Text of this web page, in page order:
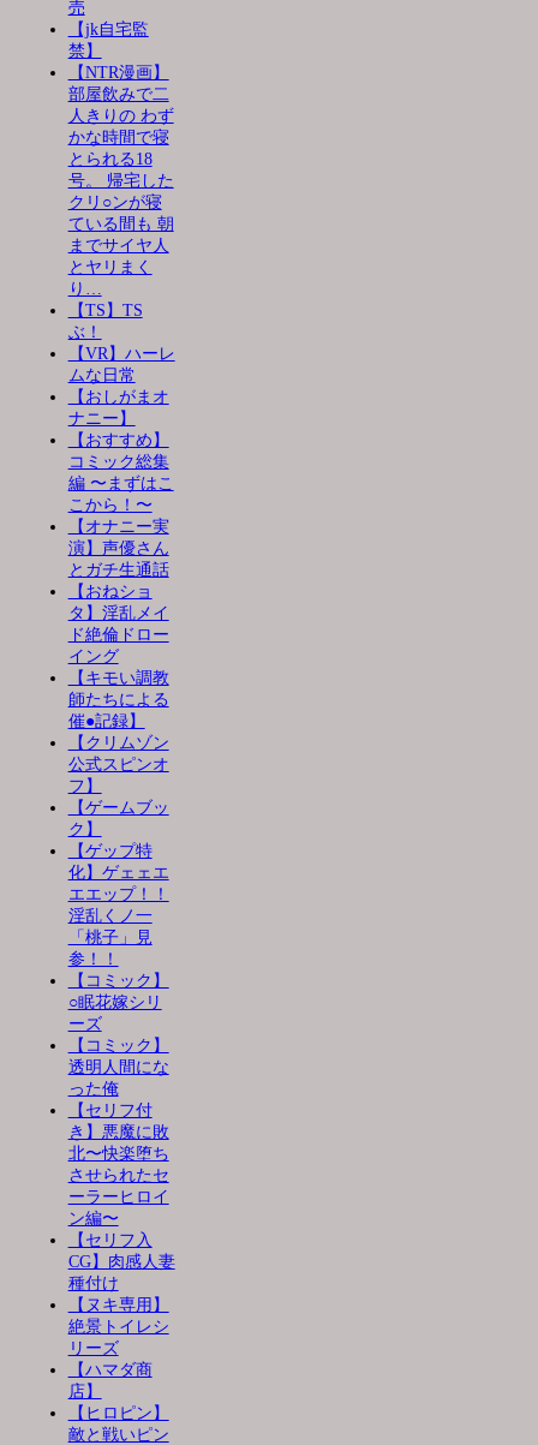
売
【jk自宅監
禁】
【NTR漫画】
部屋飲みで二
人きりの わず
かな時間で寝
とられる18
号。 帰宅した
クリ○ンが寝
ている間も 朝
までサイヤ人
とヤリまく
り…
【TS】TS
ぶ！
【VR】ハーレ
ムな日常
【おしがまオ
ナニー】
【おすすめ】
コミック総集
編 〜まずはこ
こから！〜
【オナニー実
演】声優さん
とガチ生通話
【おねショ
タ】淫乱メイ
ド絶倫ドロー
イング
【キモい調教
師たちによる
催●記録】
【クリムゾン
公式スピンオ
フ】
【ゲームブッ
ク】
【ゲップ特
化】ゲェェエ
エエップ！！
淫乱くノ一
「桃子」見
参！！
【コミック】
○眠花嫁シリ
ーズ
【コミック】
透明人間にな
った俺
【セリフ付
き】悪魔に敗
北〜快楽堕ち
させられたセ
ーラーヒロイ
ン編〜
【セリフ入
CG】肉感人妻
種付け
【ヌキ専用】
絶景トイレシ
リーズ
【ハマダ商
店】
【ヒロピン】
敵と戦いピン